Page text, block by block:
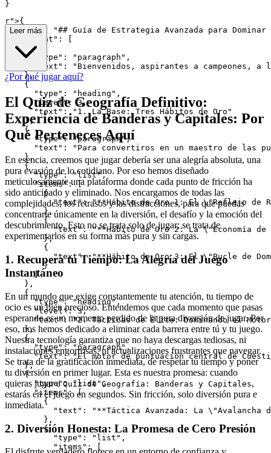
r">{
"text": "## Guía de Estrategia Avanzada para
  "content": [
    {
      "type": "paragraph",
"text": "Bienvenidos, aspirantes a campeones, a
    },
    {
      "type": "heading",
      "level": 3,
      "text": "1. La Base: Tres Hábitos de Oro"
    },
    {
      "type": "paragraph",
"text": "Para convertiros en un maestro de las
    },
    {
      "type": "list",
      "items": [
        {
"text": "**Hábito de Oro 1: El \"Reflejo de
        },
        {
"text": "**Hábito de Oro 2: La \"Economía
        },
        {
"text": "**Hábito de Oro 3: El \"Bucle de
        }
      ]
    },
    {
      "type": "heading",
      "level": 3,
"text": "2. Tácticas de Élite: Dominando el
    },
    {
      "type": "paragraph",
"text": "El motor de puntuación central de
    },
    {
      "type": "list",
      "items": [
        {
"text": "**Táctica Avanzada: La \"Avalancha
        },
        {
          "type": "list",
          "items": [
Leer más
¿Por qué jugar aquí?
El Quiz de Geografía Definitivo:
Experiencia de Banderas y Capitales: Por
Qué Perteneces Aquí
En esencia, creemos que jugar debería ser una alegría absoluta, una
pura evasión de lo cotidiano. Por eso hemos diseñado
meticulosamente una plataforma donde cada punto de fricción ha
sido anticipado y eliminado. Nos encargamos de todas las
complejidades, los retrasos y las distracciones, para que puedas
concentrarte únicamente en la diversión, el desafío y la emoción del
descubrimiento. Esto no se trata solo de jugar; se trata de
experimentarlos en su forma más pura y sin cargas.
1. Recupera tu Tiempo: La Alegría del Juego
Instantáneo
En un mundo que exige constantemente tu atención, tu tiempo de
ocio es un bien precioso. Entendemos que cada momento que pasas
esperando es un momento perdido de la pura diversión de jugar. Por
eso, nos hemos dedicado a eliminar cada barrera entre tú y tu juego.
Nuestra tecnología garantiza que no haya descargas tediosas, ni
instalaciones engorrosas, ni actualizaciones frustrantes que navegar.
Se trata de la gratificación inmediata, de respetar tu tiempo y poner
tu diversión en primer lugar. Esta es nuestra promesa: cuando
quieras jugar aQuiz de Geografía: Banderas y Capitales,
estarás en el juego en segundos. Sin fricción, solo diversión pura e
inmediata.
2. Diversión Honesta: La Promesa de Cero Presión